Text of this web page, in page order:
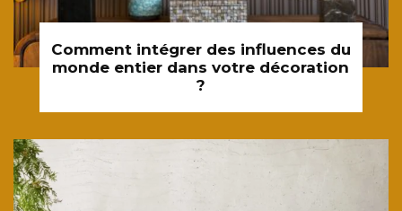
Comment intégrer des influences du
monde entier dans votre décoration
?